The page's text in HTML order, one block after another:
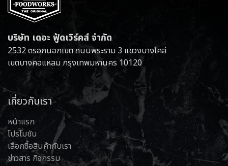
บริษัท เดอะ ฟู้ดเวิร์คส์ จำกัด
2532 ตรอกนอกเขต ถนนพระราม 3 แขวงบางโคล่
เขตบางคอแหลม กรุงเทพมหานคร 10120
เกี่ยวกับเรา
หน้าแรก
โปรโมชัน
เลือกซื้อสินค้ากับเรา
ข่าวสาร กิจกรรม